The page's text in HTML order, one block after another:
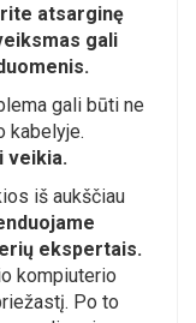
atsarginę
gali
gali būti ne
kabelyje.
veikia.
iš aukščiau
ekspertais.
kompiuterio
Po to